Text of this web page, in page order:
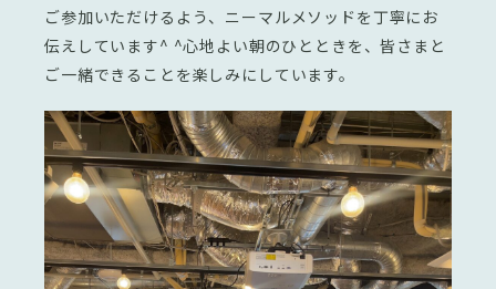
ご参加いただけるよう、ニーマルメソッドを丁寧にお
伝えしています^ ^心地よい朝のひとときを、皆さまと
ご一緒できることを楽しみにしています。